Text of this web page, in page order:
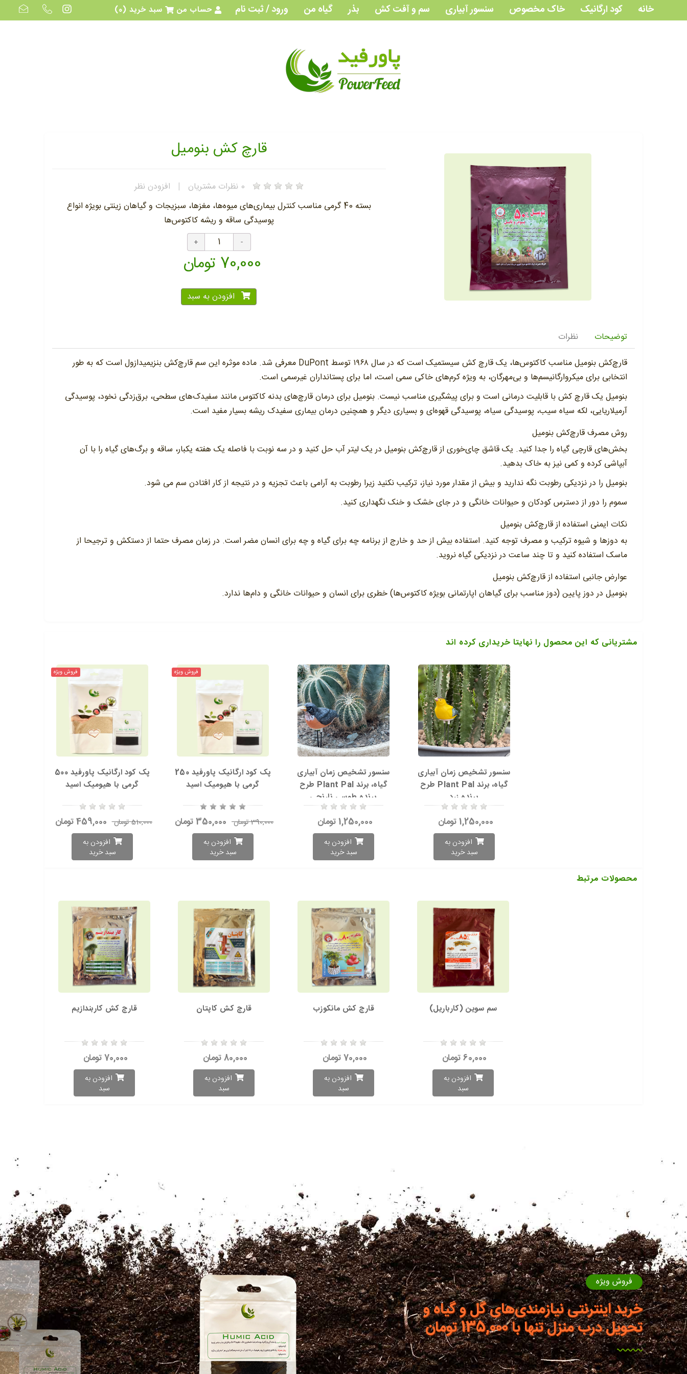
خانه کود ارگانیک خاک مخصوص سنسور آبیاری سم و آفت کش بذر گیاه من ورود / ثبت نام حساب من سبد خرید (0)
قارچ کش بنومیل
0 نظرات مشتریان | افزودن نظر
بسته 40 گرمی مناسب کنترل بیماری‌های میوه‌ها، مغزها، سبزیجات و گیاهان زینتی بویژه انواع
پوسیدگی ساقه و ریشه کاکتوس‌ها
70,000 تومان
افزودن به سبد
توضیحات
نظرات
قارچ‌کش بنومیل مناسب کاکتوس‌ها، یک قارچ کش سیستمیک است که در سال ۱۹۶۸ توسط DuPont معرفی شد. ماده موثره این سم قارچ‌کش بنزیمیدازول است که به طور
انتخابی برای میکروارگانیسم‌ها و بی‌مهرگان، به ویژه کرم‌های خاکی سمی است، اما برای پستانداران غیرسمی است.
بنومیل یک قارچ کش با قابلیت درمانی است و برای پیشگیری مناسب نیست. بنومیل برای درمان قارچ‌های بدنه کاکتوس مانند سفیدک‌های سطحی، برق‌زدگی نخود، پوسیدگی
آرمیلاریایی، لکه سیاه سیب، پوسیدگی سیاه، پوسیدگی قهوه‌ای و بسیاری دیگر و همچنین درمان بیماری سفیدک ریشه بسیار مفید است.
روش مصرف قارچ‌کش بنومیل
بخش‌های قارچی گیاه را جدا کنید. یک قاشق چای‌خوری از قارچ‌کش بنومیل در یک لیتر آب حل کنید و در سه نوبت با فاصله یک هفته یکبار، ساقه و برگ‌های گیاه را با آن
آبپاشی کرده و کمی نیز به خاک بدهید.
بنومیل را در نزدیکی رطوبت نگه ندارید و بیش از مقدار مورد نیاز، ترکیب نکنید زیرا رطوبت به آرامی باعث تجزیه و در نتیجه از کار افتادن سم می شود.
سموم را دور از دسترس کودکان و حیوانات خانگی و در جای خشک و خنک نگهداری کنید.
نکات ایمنی استفاده از قارچ‌کش بنومیل
به دوزها و شیوه ترکیب و مصرف توجه کنید. استفاده بیش از حد و خارج از برنامه چه برای گیاه و چه برای انسان مضر است. در زمان مصرف حتما از دستکش و ترجیحا از
ماسک استفاده کنید و تا چند ساعت در نزدیکی گیاه نروید.
عوارض جانبی استفاده از قارچ‌کش بنومیل
بنومیل در دوز پایین (دوز مناسب برای گیاهان اپارتمانی بویژه کاکتوس‌ها) خطری برای انسان و حیوانات خانگی و دام‌ها ندارد.
مشتریانی که این محصول را نهایتا خریداری کرده اند
سنسور تشخیص زمان آبیاری
گیاه، برند Plant Pal طرح
پرنده زرد
1,250,000 تومان
افزودن به
سبد خرید
سنسور تشخیص زمان آبیاری
گیاه، برند Plant Pal طرح
پرنده طوسی نارنجی
1,250,000 تومان
افزودن به
سبد خرید
فروش ویژه
پک کود ارگانیک پاورفید 250
گرمی با هیومیک اسید
390,000 تومان 350,000 تومان
افزودن به
سبد خرید
فروش ویژه
پک کود ارگانیک پاورفید 500
گرمی با هیومیک اسید
510,000 تومان 459,000 تومان
افزودن به
سبد خرید
محصولات مرتبط
سم سوین (کارباریل)
60,000 تومان
افزودن به
سبد
قارچ کش مانکوزب
70,000 تومان
افزودن به
سبد
قارچ کش کاپتان
80,000 تومان
افزودن به
سبد
قارچ کش کاربندازیم
70,000 تومان
افزودن به
سبد
فروش ویژه
خرید اینترنتی نیازمندی‌های گل و گیاه و
تحویل درب منزل تنها با 135,000 تومان